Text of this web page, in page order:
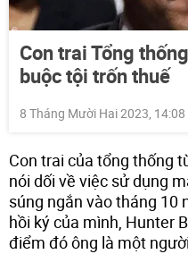
Con trai Tổng
buộc tội trốn thuế
8 Tháng Mười Hai 2023, 14:08
Con trai của tổng thống
nói dối về việc sử dụng
súng ngắn vào tháng 10
hồi ký của mình, Hunter
điểm đó ông là một